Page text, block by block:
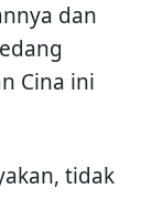
dan
Cina ini
tidak